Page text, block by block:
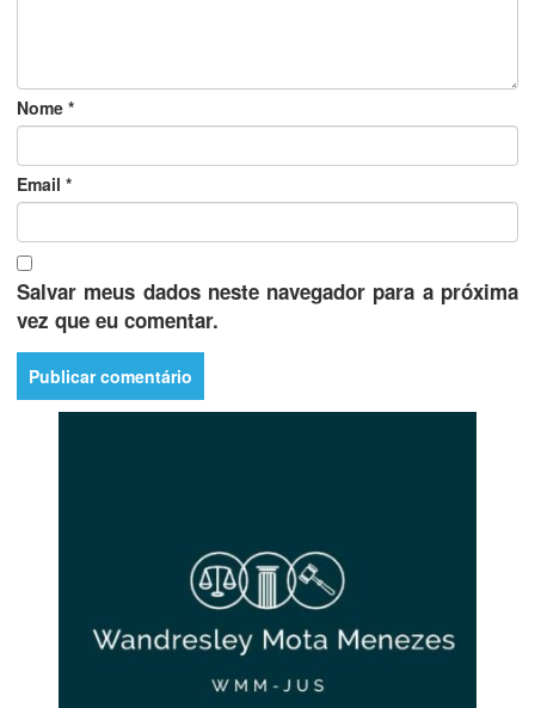
Nome *
Email *
Salvar meus dados neste navegador para a próxima
vez que eu comentar.